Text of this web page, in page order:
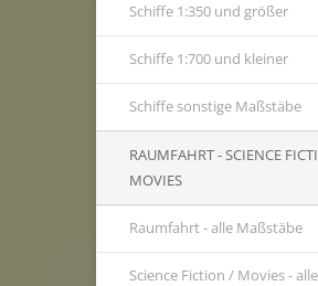
Schiffe 1:350 und größer
Schiffe 1:700 und kleiner
Schiffe sonstige Maßstäbe
RAUMFAHRT - SCIENCE
MOVIES
Raumfahrt - alle Maßstäbe
Science Fiction / Movies -